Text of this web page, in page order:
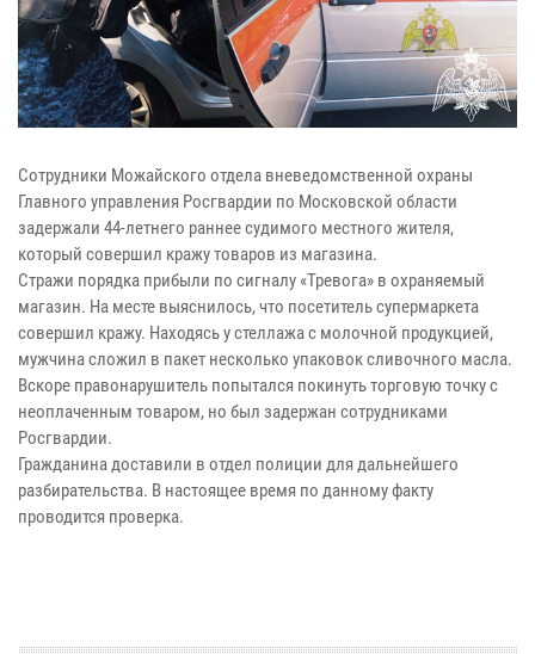
Сотрудники Можайского отдела вневедомственной охраны
Главного управления Росгвардии по Московской области
задержали 44-летнего раннее судимого местного жителя,
который совершил кражу товаров из магазина.
Стражи порядка прибыли по сигналу «Тревога» в охраняемый
магазин. На месте выяснилось, что посетитель супермаркета
совершил кражу. Находясь у стеллажа с молочной продукцией,
мужчина сложил в пакет несколько упаковок сливочного масла.
Вскоре правонарушитель попытался покинуть торговую точку с
неоплаченным товаром, но был задержан сотрудниками
Росгвардии.
Гражданина доставили в отдел полиции для дальнейшего
разбирательства. В настоящее время по данному факту
проводится проверка.